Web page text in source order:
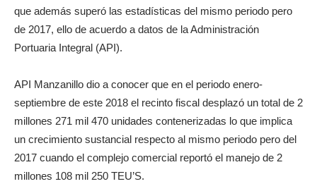
que además superó las estadísticas del mismo periodo pero
de 2017, ello de acuerdo a datos de la Administración
Portuaria Integral (API).
API Manzanillo dio a conocer que en el periodo enero-
septiembre de este 2018 el recinto fiscal desplazó un total de 2
millones 271 mil 470 unidades contenerizadas lo que implica
un crecimiento sustancial respecto al mismo periodo pero del
2017 cuando el complejo comercial reportó el manejo de 2
millones 108 mil 250 TEU’S.